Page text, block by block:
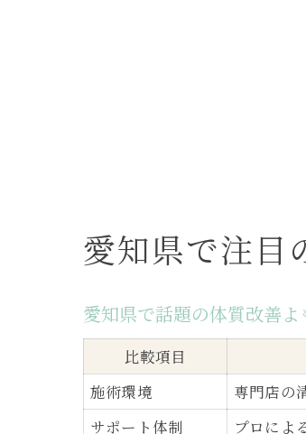
愛知県で注目
愛知県で話題の体質改善
比較項目
施術環境
専門店の
サポート体制
プロによ